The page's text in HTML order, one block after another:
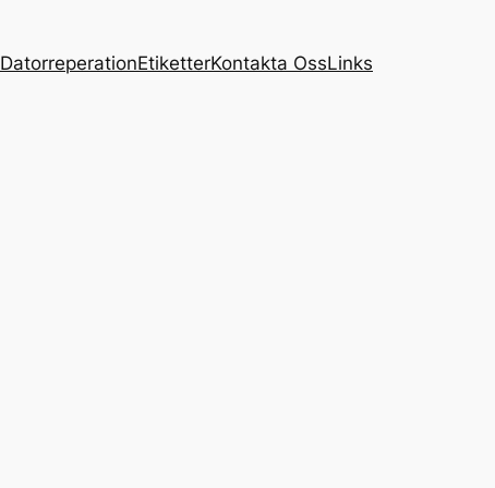
DatorreperationEtiketterKontakta OssLinks